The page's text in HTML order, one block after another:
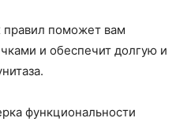
поможет вам
и обеспечит долгую и
функциональности